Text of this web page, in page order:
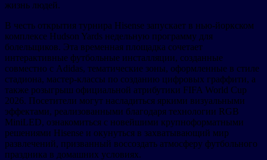
жизнь людей.
В честь открытия турнира Hisense запускает в нью-йоркском
комплексе Hudson Yards недельную программу для
болельщиков. Эта временная площадка сочетает
интерактивные футбольные инсталляции, созданные
совместно с Adidas, тематические зоны, оформленные в стиле
стадиона, мастер-классы по созданию цифровых граффити, а
также розыгрыш официальной атрибутики FIFA World Cup
2026. Посетители могут насладиться яркими визуальными
эффектами, реализованными благодаря технологии RGB
MiniLED, ознакомиться с новейшими крупноформатными
решениями Hisense и окунуться в захватывающий мир
развлечений, призванный воссоздать атмосферу футбольного
праздника в домашних условиях.